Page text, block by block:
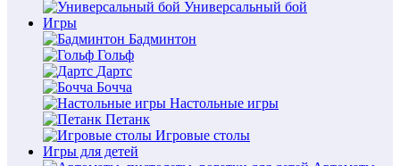
Универсальный бой
Игры
Бадминтон
Гольф
Дартс
Бочча
Настольные игры
Петанк
Игровые столы
Игры для детей